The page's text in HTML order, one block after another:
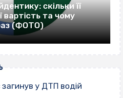
скільки її
вартість та чому
(ФОТО)
у ДТП водій